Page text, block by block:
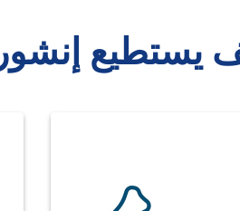
يستطيع إنشور